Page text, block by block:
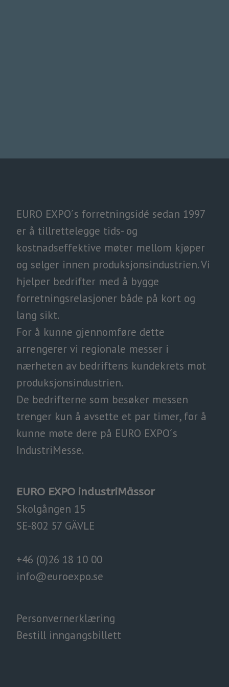
EURO EXPO´s forretningsidé sedan 1997
er å tillrettelegge tids- og
kostnadseffektive møter mellom kjøper
og selger innen produksjonsindustrien. Vi
hjelper bedrifter med å bygge
forretningsrelasjoner både på kort og
lang sikt.
For å kunne gjennomføre dette
arrengerer vi regionale messer i
nærheten av bedriftens kundekrets mot
produksjonsindustrien.
De bedrifterne som besøker messen
trenger kun å avsette et par timer, for å
kunne møte dere på EURO EXPO´s
IndustriMesse.​​​​​​​
EURO EXPO industriMässor
Skolgången 15
SE-802 57 GÄVLE
+46 (0)26 18 10 00
info@euroexpo.se
Personvernerklæring
Bestill inngangsbillett